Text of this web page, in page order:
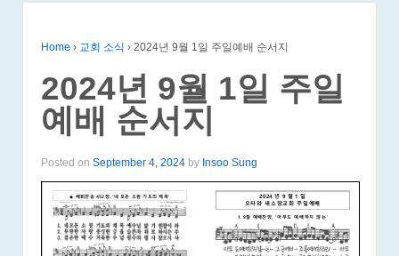
Home › 교회 소식 › 2024년 9월 1일 주일예배 순서지
2024년 9월 1일 주일
예배 순서지
Posted on September 4, 2024 by Insoo Sung